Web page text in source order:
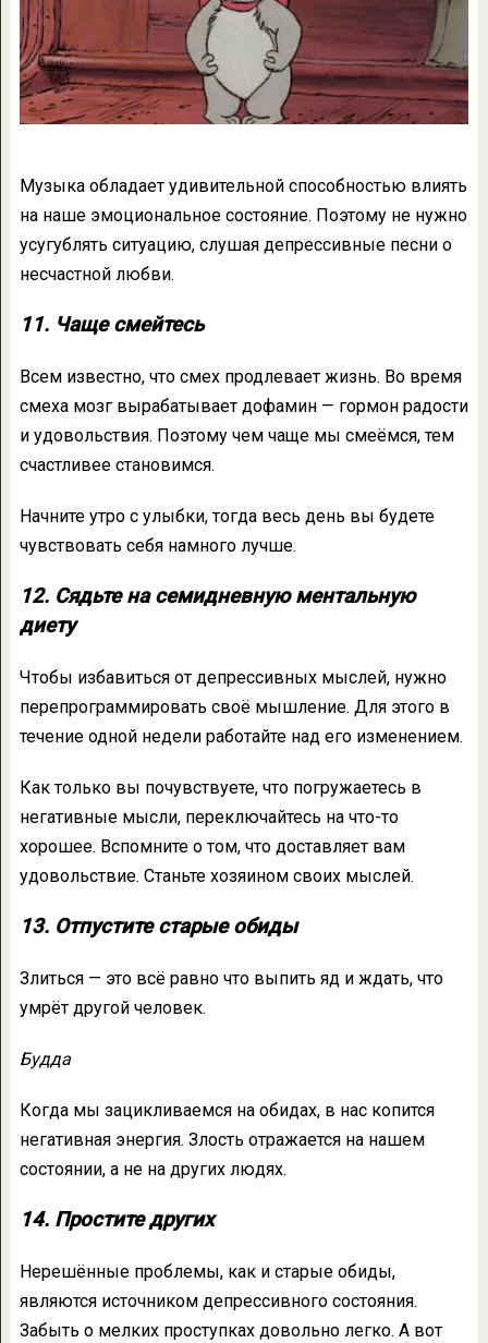
Музыка обладает удивительной способностью влиять
на наше эмоциональное состояние. Поэтому не нужно
усугублять ситуацию, слушая депрессивные песни о
несчастной любви.
11. Чаще смейтесь
Всем известно, что смех продлевает жизнь. Во время
смеха мозг вырабатывает дофамин — гормон радости
и удовольствия. Поэтому чем чаще мы смеёмся, тем
счастливее становимся.
Начните утро с улыбки, тогда весь день вы будете
чувствовать себя намного лучше.
12. Сядьте на семидневную ментальную
диету
Чтобы избавиться от депрессивных мыслей, нужно
перепрограммировать своё мышление. Для этого в
течение одной недели работайте над его изменением.
Как только вы почувствуете, что погружаетесь в
негативные мысли, переключайтесь на что-то
хорошее. Вспомните о том, что доставляет вам
удовольствие. Станьте хозяином своих мыслей.
13. Отпустите старые обиды
Злиться — это всё равно что выпить яд и ждать, что
умрёт другой человек.
Будда
Когда мы зацикливаемся на обидах, в нас копится
негативная энергия. Злость отражается на нашем
состоянии, а не на других людях.
14. Простите других
Нерешённые проблемы, как и старые обиды,
являются источником депрессивного состояния.
Забыть о мелких проступках довольно легко. А вот